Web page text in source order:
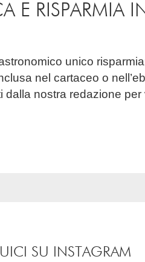
E RISPARMIA
nel cartaceo o
nostra redazione per
SU INSTAGRAM